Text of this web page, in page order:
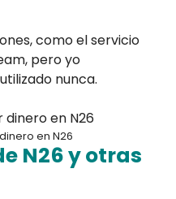
como el servicio
pero yo
nunca.
en N26
N26 y otras